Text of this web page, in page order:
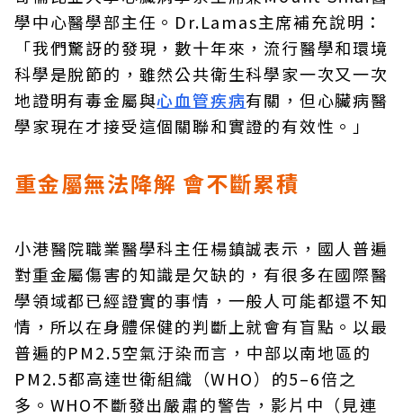
學中心醫學部主任。Dr.Lamas主席補充說明：
「我們驚訝的發現，數十年來，流行醫學和環境
科學是脫節的，雖然公共衛生科學家一次又一次
地證明有毒金屬與心血管疾病有關，但心臟病醫
學家現在才接受這個關聯和實證的有效性。」
重金屬無法降解 會不斷累積
小港醫院職業醫學科主任楊鎮誠表示，國人普遍
對重金屬傷害的知識是欠缺的，有很多在國際醫
學領域都已經證實的事情，一般人可能都還不知
情，所以在身體保健的判斷上就會有盲點。以最
普遍的PM2.5空氣汙染而言，中部以南地區的
PM2.5都高達世衛組織（WHO）的5–6倍之
多。WHO不斷發出嚴肅的警告，影片中（見連